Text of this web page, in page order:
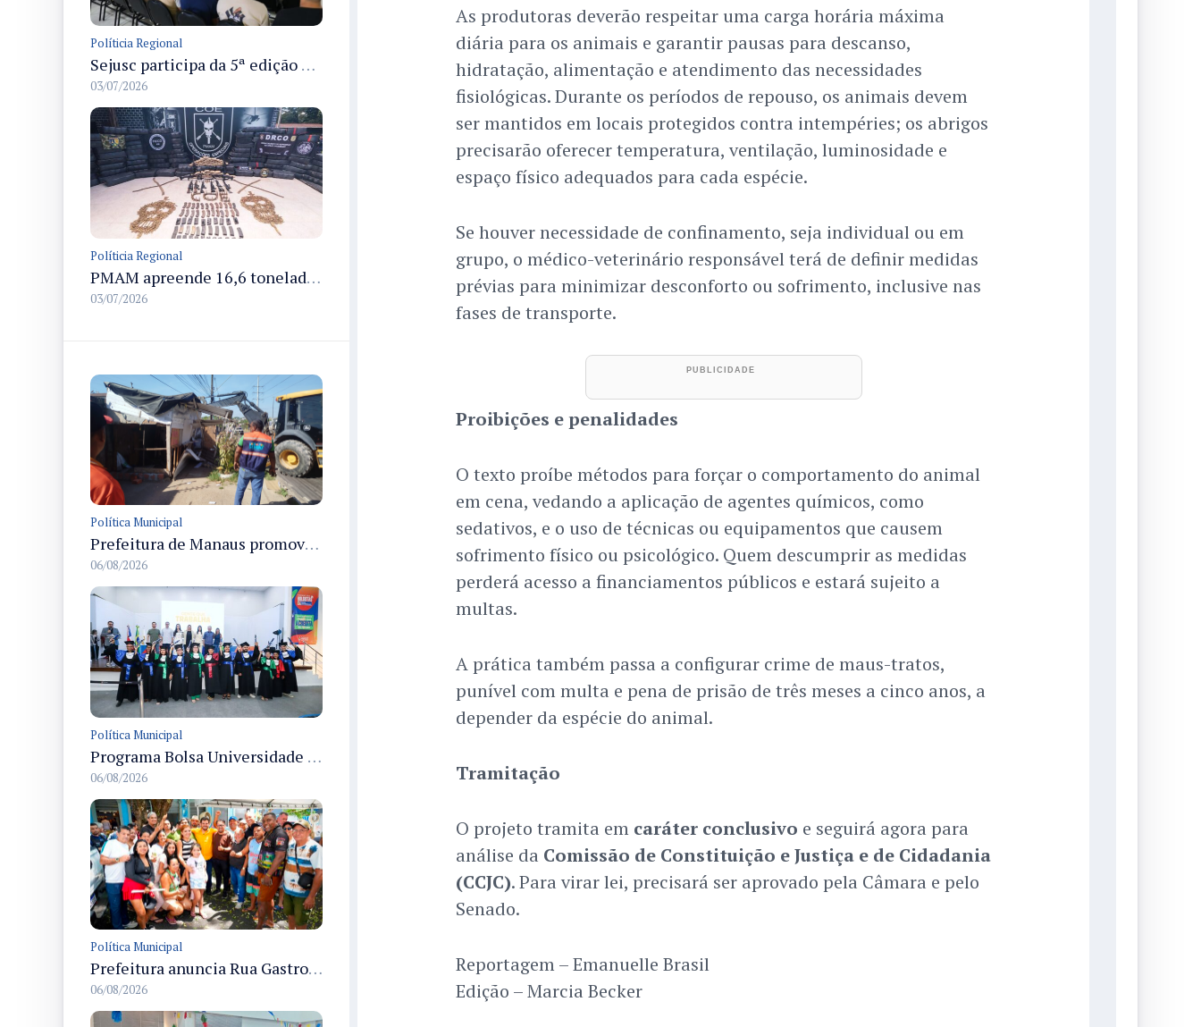
Políticia Regional
Sejusc participa da 5ª edição do Caminhos Literários com foco na cultura hip-hop nas unidades socioeducativas
03/07/2026
Políticia Regional
PMAM apreende 16,6 toneladas de entorpecentes e registra aumento nas prisões em flagrante e nas capturas de foragidos no primeiro semestre de 2026
03/07/2026
Política Municipal
Prefeitura de Manaus promove demolição administrativa de cinco estruturas que ocupavam calçada pública
06/08/2026
Política Municipal
Programa Bolsa Universidade entrega certificados a formandos em Manaus na sede do Executivo municipal
06/08/2026
Política Municipal
Prefeitura anuncia Rua Gastronômica de Manaus e garante alternativas para 54 ambulantes cadastrados
06/08/2026
As produtoras deverão respeitar uma carga horária máxima
diária para os animais e garantir pausas para descanso,
hidratação, alimentação e atendimento das necessidades
fisiológicas. Durante os períodos de repouso, os animais devem
ser mantidos em locais protegidos contra intempéries; os abrigos
precisarão oferecer temperatura, ventilação, luminosidade e
espaço físico adequados para cada espécie.
Se houver necessidade de confinamento, seja individual ou em
grupo, o médico-veterinário responsável terá de definir medidas
prévias para minimizar desconforto ou sofrimento, inclusive nas
fases de transporte.
Proibições e penalidades
O texto proíbe métodos para forçar o comportamento do animal
em cena, vedando a aplicação de agentes químicos, como
sedativos, e o uso de técnicas ou equipamentos que causem
sofrimento físico ou psicológico. Quem descumprir as medidas
perderá acesso a financiamentos públicos e estará sujeito a
multas.
A prática também passa a configurar crime de maus-tratos,
punível com multa e pena de prisão de três meses a cinco anos, a
depender da espécie do animal.
Tramitação
O projeto tramita em caráter conclusivo e seguirá agora para
análise da Comissão de Constituição e Justiça e de Cidadania
(CCJC). Para virar lei, precisará ser aprovado pela Câmara e pelo
Senado.
Reportagem – Emanuelle Brasil
Edição – Marcia Becker